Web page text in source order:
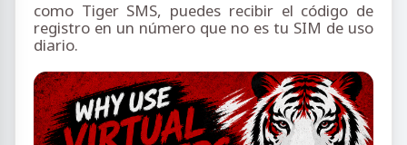
como Tiger SMS, puedes recibir el código de
registro en un número que no es tu SIM de uso
diario.